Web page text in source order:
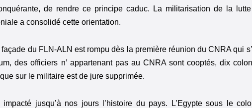
de rendre ce principe caduc. La militarisation de la
a consolidé cette orientation.
façade du FLN-ALN est rompu dès la première réunion du CNRA qui
des officiers n’ appartenant pas au CNRA sont cooptés, dix
sur le militaire est de jure supprimée.
jusqu’à nos jours l’histoire du pays. L’Egypte sous le